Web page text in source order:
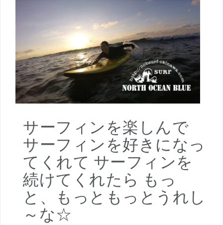
サーフィンを楽しんで
サーフィンを好きになっ
てくれて サーフィンを
続けてくれたら もっ
と、もっともっとうれし
～な☆